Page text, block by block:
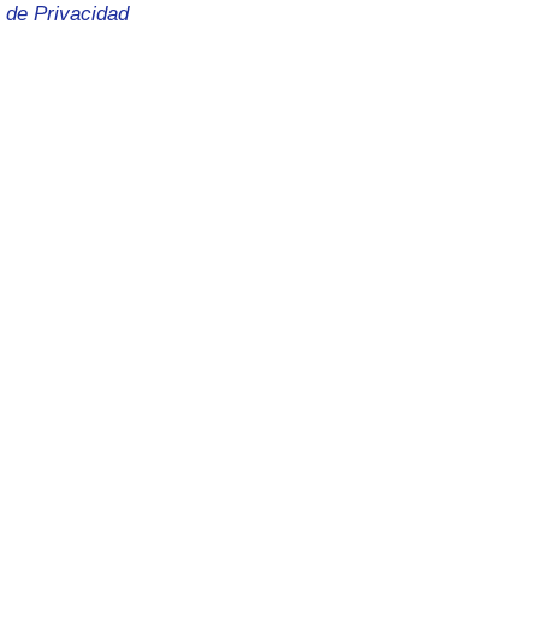
de Privacidad